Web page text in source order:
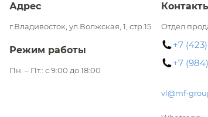
Адрес
г.Владивосток, ул.Волжская, 1, стр.15
Режим работы
Пн. – Пт.: с 9:00 до 18:00
Отдел
+7
+7
vl@mf-